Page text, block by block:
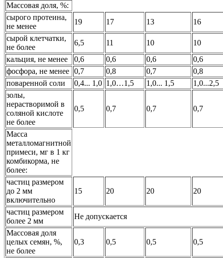
Массовая доля, %:
сырого протеина,
не менее
19 17 13
16
сырой клетчатки,
не более
6,5 11 10
10
кальция, не менее
0,6 0,6 0,6
0,6
фосфора, не менее 0,7 0,8 0,7
0,8
поваренной соли
0,4... 1,0 1,0…1,5 1,0... 1,5
1,0...2,5
золы,
нерастворимой в
соляной кислоте
не более
0,5 0,7 0,7 0,7
Масса
металломагнитной
примеси, мг в 1 кг
комбикорма, не
более:
частиц размером
до 2 мм
включительно
15 20 20 20
частиц размером
более 2 мм
Не допускается
Массовая доля
целых семян, %,
не более
0,3 0,5 0,5 0,5